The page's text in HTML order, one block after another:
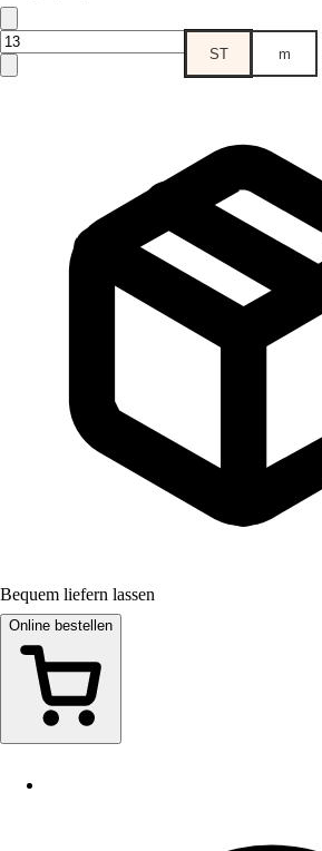
ST m
Bequem liefern lassen
Online bestellen